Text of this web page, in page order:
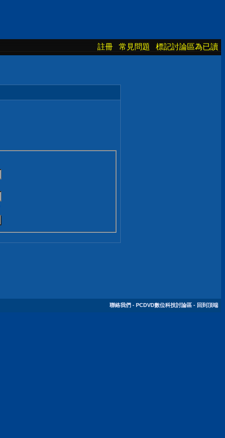
註冊 常見問題 標記討論區為已讀
聯絡我們 - PCDVD數位科技討論區 - 回到頂端